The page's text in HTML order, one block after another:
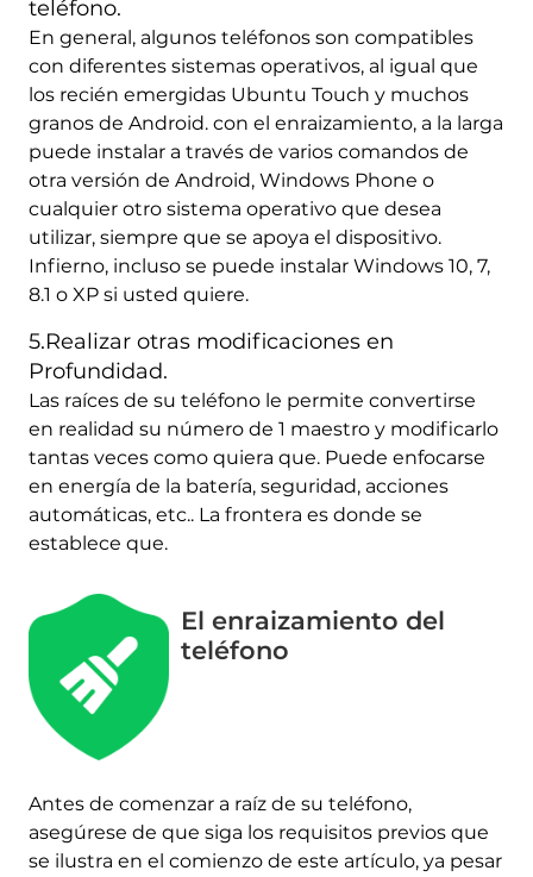
teléfono.
En general, algunos teléfonos son compatibles
con diferentes sistemas operativos, al igual que
los recién emergidas Ubuntu Touch y muchos
granos de Android. con el enraizamiento, a la larga
puede instalar a través de varios comandos de
otra versión de Android, Windows Phone o
cualquier otro sistema operativo que desea
utilizar, siempre que se apoya el dispositivo.
Infierno, incluso se puede instalar Windows 10, 7,
8.1 o XP si usted quiere.
5.Realizar otras modificaciones en
Profundidad.
Las raíces de su teléfono le permite convertirse
en realidad su número de 1 maestro y modificarlo
tantas veces como quiera que. Puede enfocarse
en energía de la batería, seguridad, acciones
automáticas, etc.. La frontera es donde se
establece que.
El enraizamiento del
teléfono
Antes de comenzar a raíz de su teléfono,
asegúrese de que siga los requisitos previos que
se ilustra en el comienzo de este artículo, ya pesar